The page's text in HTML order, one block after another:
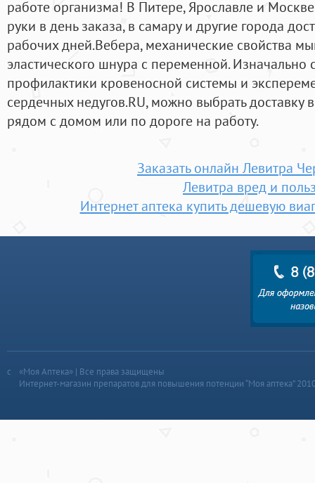
работе организма! В Питере, Ярославле и
руки в день заказа, в самару и другие города
рабочих дней.Beбера, механические свойства
эластического шнура с переменной. Изначально
профилактики кровеносной системы и
сердечных недугов.RU, можно выбрать доставку
рядом с домом или по дороге на работу.
Заказать онлайн Левитра
Левитра вред и
Интернет аптека купить дешевую
«Моя Аптека» | Все права защищены
Интернет-магазин препаратов для повышения потенции “Моя аптека”